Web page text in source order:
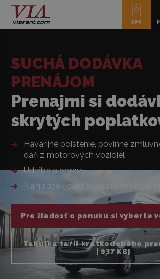
APP
SUCHÁ DODÁVKA
PRENÁJOM
Prenajmi si
skrytých
Havarijné poistenie, povinné
daň z motorových vozidiel
Údržba a opravy
Náhradné vozidlo v prípade dlhšej
Pre žiadosť o ponuku si vyberte
Tabuľka taríf krátkodobého
| 937 KB]